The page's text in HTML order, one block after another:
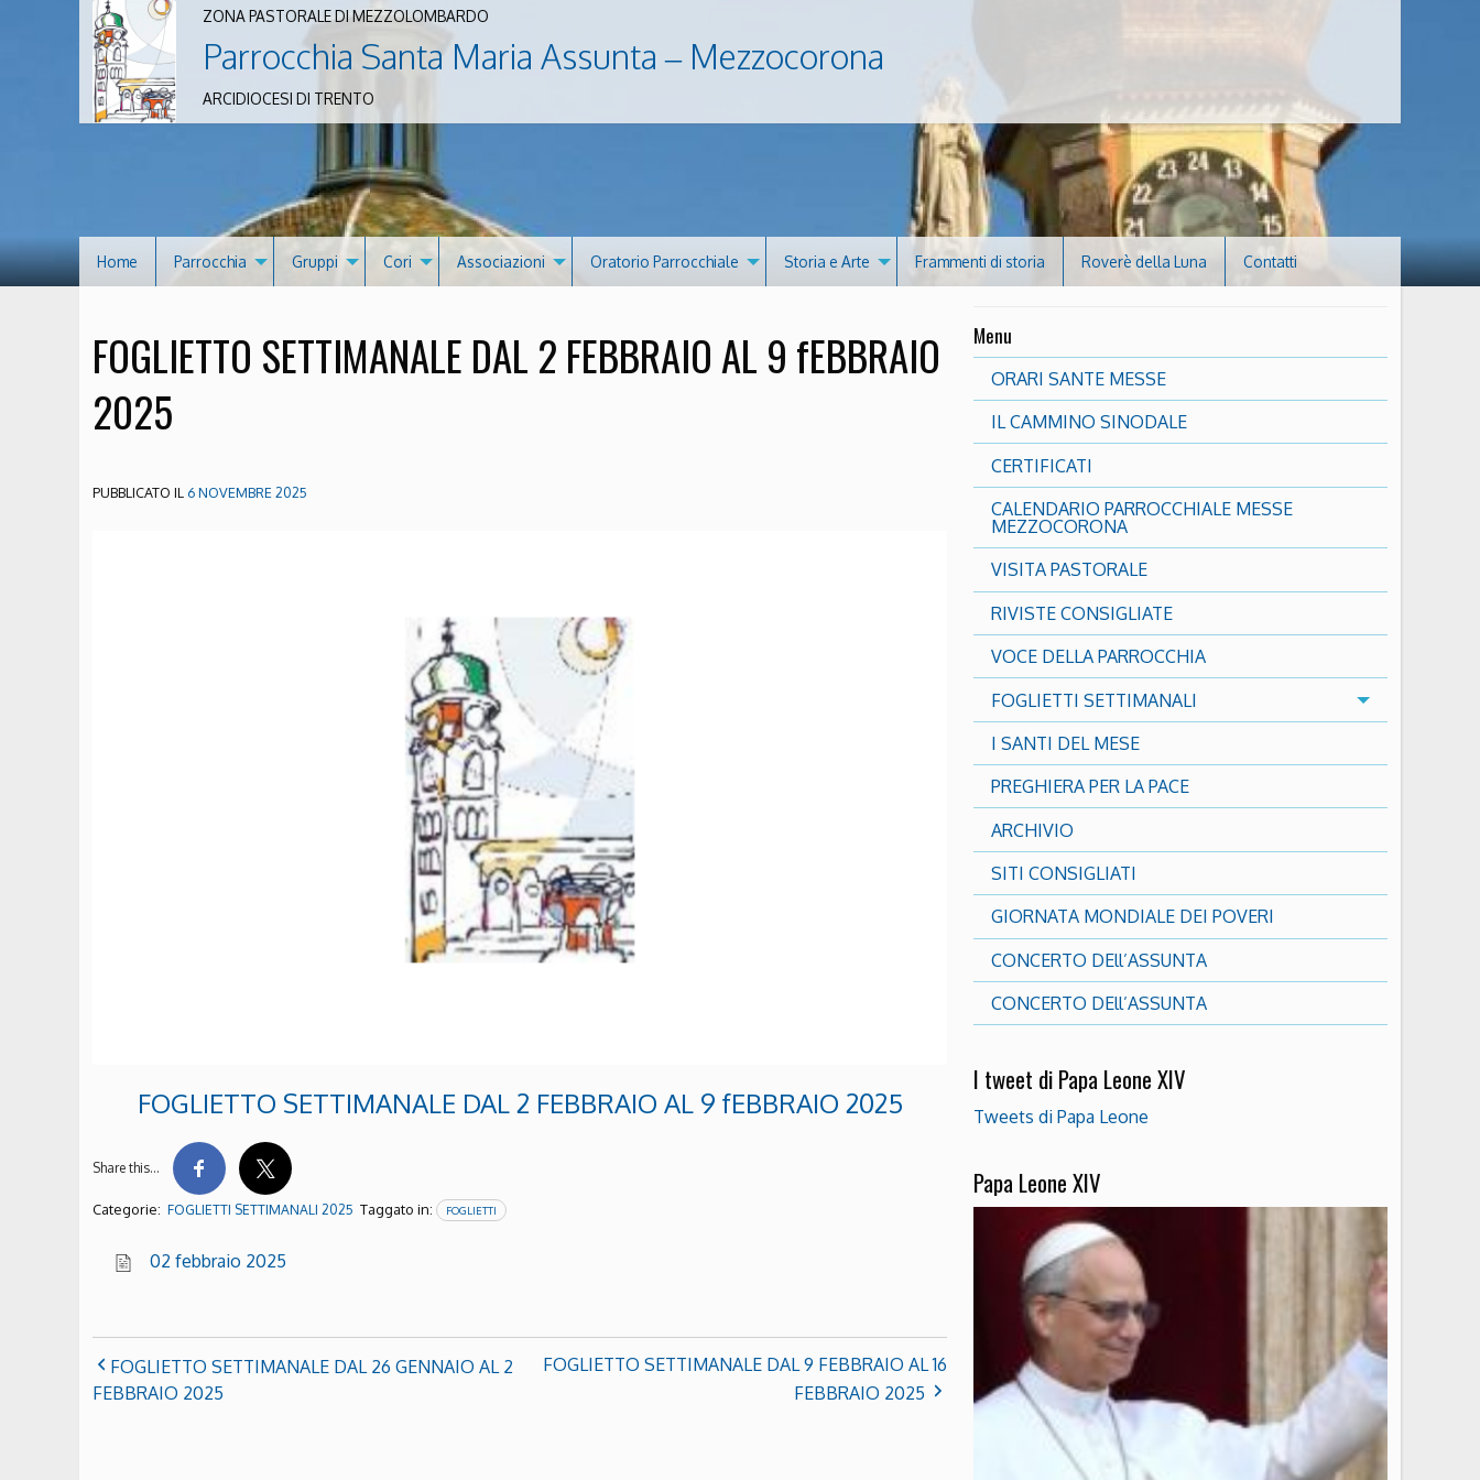
ZONA PASTORALE DI MEZZOLOMBARDO
Parrocchia Santa Maria Assunta – Mezzocorona
ARCIDIOCESI DI TRENTO
Home Parrocchia Gruppi Cori Associazioni Oratorio Parrocchiale Storia e Arte Frammenti di storia Roverè della Luna Contatti
FOGLIETTO SETTIMANALE DAL 2 FEBBRAIO AL 9 fEBBRAIO
2025
PUBBLICATO IL 6 NOVEMBRE 2025
FOGLIETTO SETTIMANALE DAL 2 FEBBRAIO AL 9 fEBBRAIO 2025
Share this…
Categorie: FOGLIETTI SETTIMANALI 2025 Taggato in: FOGLIETTI
02 febbraio 2025
FOGLIETTO SETTIMANALE DAL 26 GENNAIO AL 2
FEBBRAIO 2025
FOGLIETTO SETTIMANALE DAL 9 FEBBRAIO AL 16
FEBBRAIO 2025
Menu
ORARI SANTE MESSE
IL CAMMINO SINODALE
CERTIFICATI
CALENDARIO PARROCCHIALE MESSE
MEZZOCORONA
VISITA PASTORALE
RIVISTE CONSIGLIATE
VOCE DELLA PARROCCHIA
FOGLIETTI SETTIMANALI
I SANTI DEL MESE
PREGHIERA PER LA PACE
ARCHIVIO
SITI CONSIGLIATI
GIORNATA MONDIALE DEI POVERI
CONCERTO DEll’ASSUNTA
CONCERTO DEll’ASSUNTA
I tweet di Papa Leone XIV
Tweets di Papa Leone
Papa Leone XIV